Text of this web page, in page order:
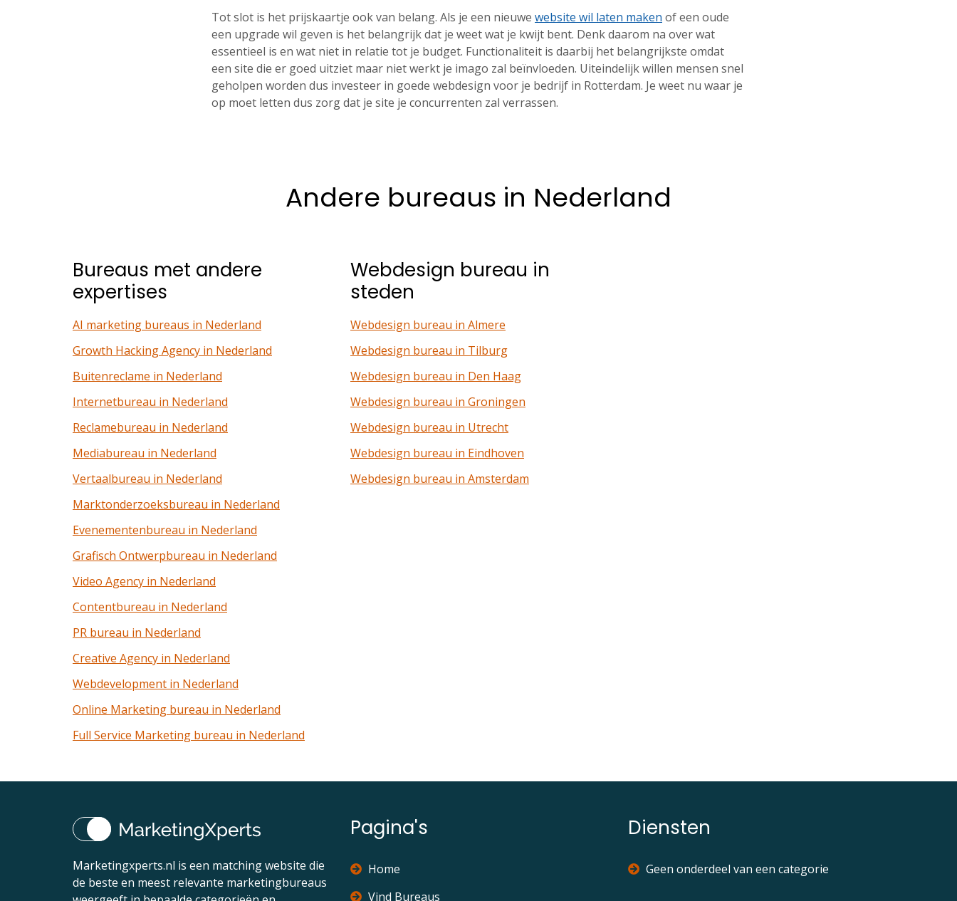
Tot slot is het prijskaartje ook van belang. Als je een nieuwe website wil laten maken of een oude
een upgrade wil geven is het belangrijk dat je weet wat je kwijt bent. Denk daarom na over wat
essentieel is en wat niet in relatie tot je budget. Functionaliteit is daarbij het belangrijkste omdat
een site die er goed uitziet maar niet werkt je imago zal beïnvloeden. Uiteindelijk willen mensen snel
geholpen worden dus investeer in goede webdesign voor je bedrijf in Rotterdam. Je weet nu waar je
op moet letten dus zorg dat je site je concurrenten zal verrassen.
Andere bureaus in Nederland
Bureaus met andere
expertises
AI marketing bureaus in Nederland
Growth Hacking Agency in Nederland
Buitenreclame in Nederland
Internetbureau in Nederland
Reclamebureau in Nederland
Mediabureau in Nederland
Vertaalbureau in Nederland
Marktonderzoeksbureau in Nederland
Evenementenbureau in Nederland
Grafisch Ontwerpbureau in Nederland
Video Agency in Nederland
Contentbureau in Nederland
PR bureau in Nederland
Creative Agency in Nederland
Webdevelopment in Nederland
Online Marketing bureau in Nederland
Full Service Marketing bureau in Nederland
Webdesign bureau in
steden
Webdesign bureau in Almere
Webdesign bureau in Tilburg
Webdesign bureau in Den Haag
Webdesign bureau in Groningen
Webdesign bureau in Utrecht
Webdesign bureau in Eindhoven
Webdesign bureau in Amsterdam
Marketingxperts.nl is een matching website die
de beste en meest relevante marketingbureaus
Pagina's
Home
Vind Bureaus
Diensten
Geen onderdeel van een categorie